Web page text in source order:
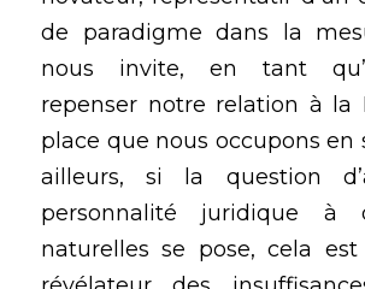
de paradigme dans la
nous invite, en tant
repenser notre relation à la
place que nous occupons en
ailleurs, si la question
personnalité juridique à
naturelles se pose, cela